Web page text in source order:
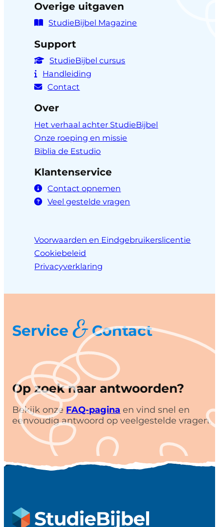
Overige uitgaven
StudieBijbel Magazine
Support
StudieBijbel cursus
Handleiding
Contact
Over
Het verhaal achter StudieBijbel
Onze roeping en missie
Biblia de Estudio
Klantenservice
Contact opnemen
Veel gestelde vragen
Voorwaarden en Eindgebruikerslicentie
Cookiebeleid
Privacyverklaring
Service&Contact
Op zoek naar antwoorden?
Bekijk onze FAQ-pagina en vind snel en
eenvoudig antwoord op veelgestelde vragen.